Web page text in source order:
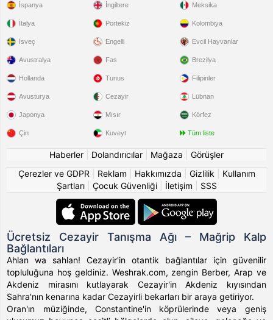
İspanya
İtalya
İsveç
İngiltere
Portekiz
Engelli
Meksika
Kolombiya
Evcil Hayvanlar
Avustralya
Hollanda
Avusturya
Japonya
Çin
Fas
Tunus
Cezayir
Mısır
Kuveyt
Brezilya
Filipinler
Lübnan
Körfez
Tüm liste
Haberler Dolandırıcılar Mağaza
Görüşler
Çerezler ve GDPR
Reklam Hakkımızda Gizlilik
Kullanım
Şartları| Çocuk Güvenliği| İletişim SSS
Ücretsiz Cezayir Tanışma Ağı – Mağrip Kalp
Bağlantıları
Ahlan wa sahlan! Cezayir'in otantik bağlantılar için güvenilir
topluluğuna hoş geldiniz. Weshrak.com, zengin Berber, Arap ve
Akdeniz mirasını kutlayarak Cezayir'in Akdeniz kıyısından
Sahra'nın kenarına kadar Cezayirli bekarları bir araya getiriyor.
Oran'ın müziğinde, Constantine'in köprülerinde veya geniş